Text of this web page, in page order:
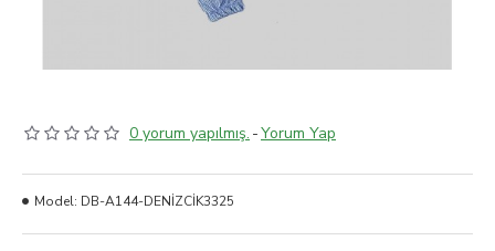
0 yorum yapılmış. -Yorum Yap
Model: DB-A144-DENİZCİK3325